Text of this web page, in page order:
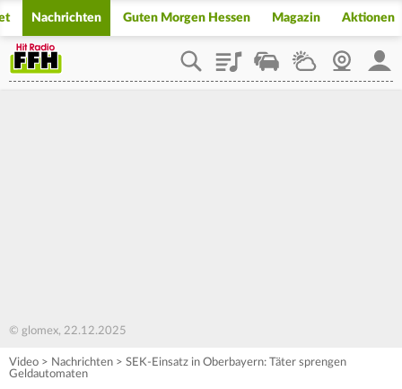
Nachrichten Guten Morgen Hessen Magazin Aktionen
PlaylistStaupilotWetterWebcam
© glomex, 22.12.2025
Video > Nachrichten > SEK-Einsatz in Oberbayern: Täter sprengen
Geldautomaten